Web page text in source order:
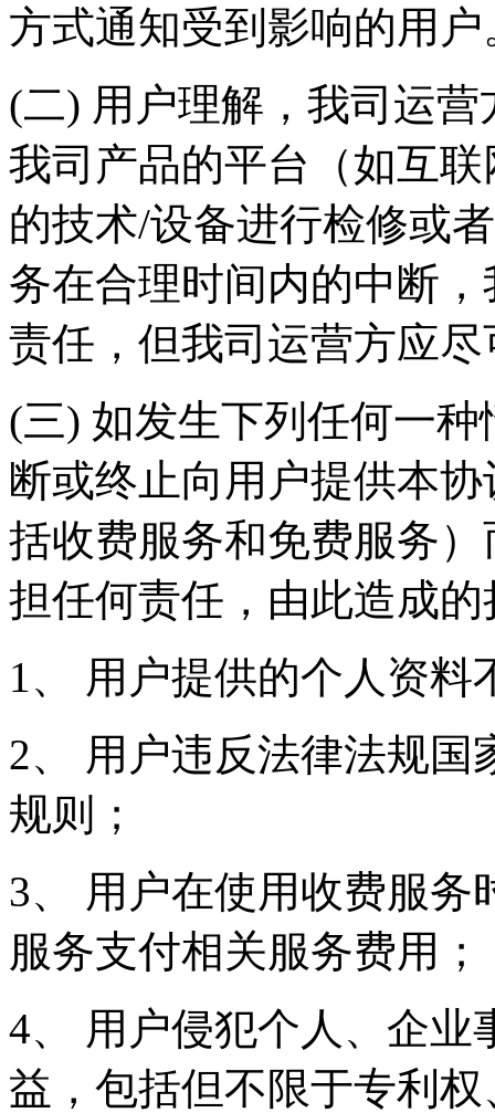
方式通知受到影响的用户
(二) 用户理解，我司运
我司产品的平台（如互
的技术/设备进行检修或
务在合理时间内的中断
责任，但我司运营方应
(三) 如发生下列任何一
断或终止向用户提供本
括收费服务和免费服务
担任何责任，由此造成
1、 用户提供的个人资料
2、 用户违反法律法规
规则；
3、 用户在使用收费服
服务支付相关服务费用；
4、 用户侵犯个人、企业
益，包括但不限于专利